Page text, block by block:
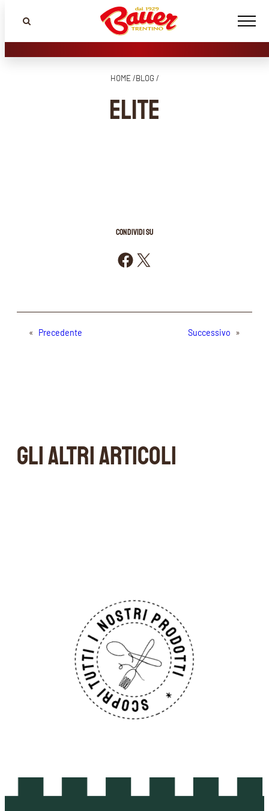
HOME /BLOG /
ELITE
CONDIVIDI SU
Condividi su Facebook
Condividi su X
« Precedente Successivo »
GLI ALTRI ARTICOLI